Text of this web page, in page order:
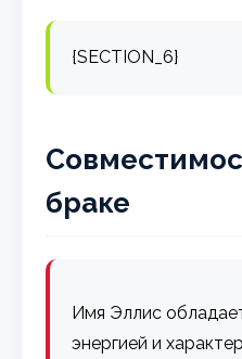
{SECTION_6}
браке
Имя Эллис
энергией и